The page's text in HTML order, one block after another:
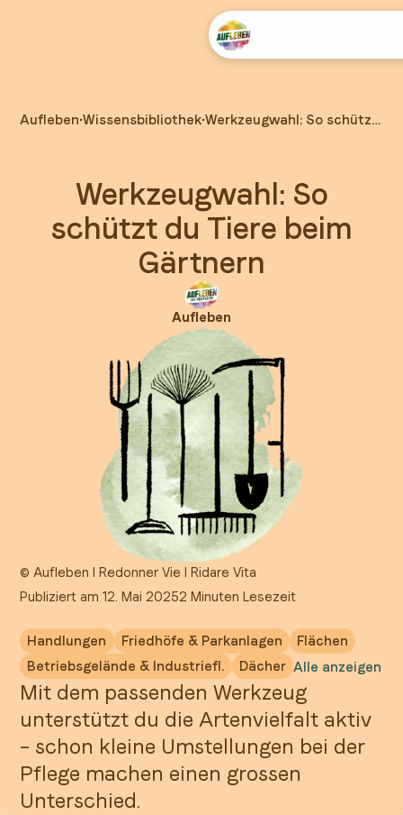
Aufleben•Wissensbibliothek•Werkzeugwahl: So schützt
Werkzeugwahl: So
schützt du Tiere beim
Gärtnern
Aufleben
©Aufleben I Redonner Vie I Ridare Vita
Publiziert am 12. Mai 20252 Minuten Lesezeit
Handlungen Friedhöfe & Parkanlagen
Flächen
Betriebsgelände & Industriefl.
Dächer Alle anzeigen
Mit dem passenden Werkzeug
unterstützt du die Artenvielfalt aktiv
– schon kleine Umstellungen bei der
Pflege machen einen grossen
Unterschied.